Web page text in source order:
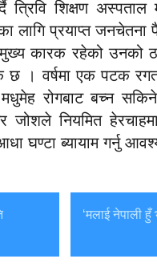
त्रिवि शिक्षण अस्पताल
लागि प्रयाप्त
मुख्य कारक रहेको उनको
छ । वर्षमा एक पटक
रोगबाट बच्न
जोशले नियमित
घण्टा ब्यायाम गर्नु
‘मलाई नेपाली